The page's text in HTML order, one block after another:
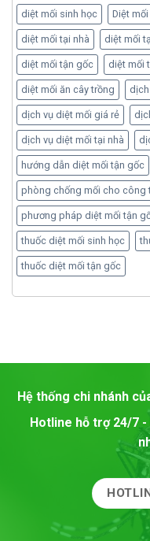
diệt mối sinh học Diệt
diệt mối tại nhà diệt mối
diệt mối tận gốc diệt mối
diệt mối ăn cây trồng
dịch vụ diệt mối giá rẻ
dịch vụ diệt mối tại nhà
hướng dẫn diệt mối tận gốc
phòng chống mối cho công
phương pháp diệt mối tận
thuốc diệt mối sinh học
thuốc diệt mối tận gốc
Hệ thống chi nhánh
Hotline hỗ trợ 24/7